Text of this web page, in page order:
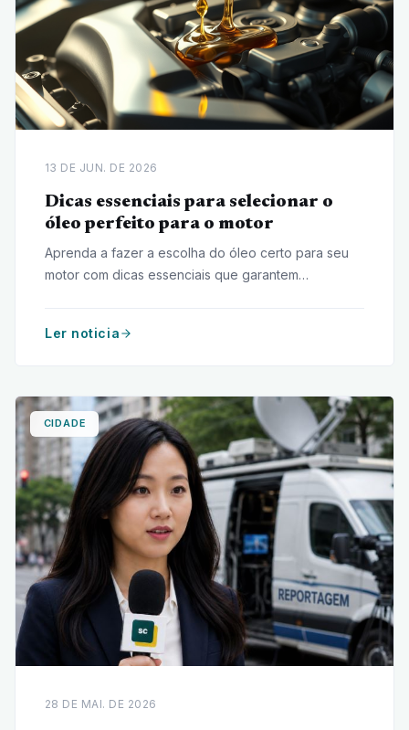
13 DE JUN. DE 2026
Dicas essenciais para selecionar o
óleo perfeito para o motor
Aprenda a fazer a escolha do óleo certo para seu
motor com dicas essenciais que garantem
Ler noticia
CIDADE
28 DE MAI. DE 2026